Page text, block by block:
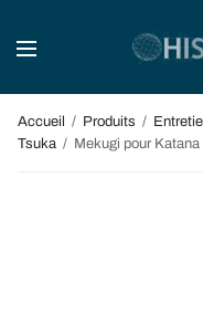
Accueil / Produits /
Tsuka / Mekugi pour Katana